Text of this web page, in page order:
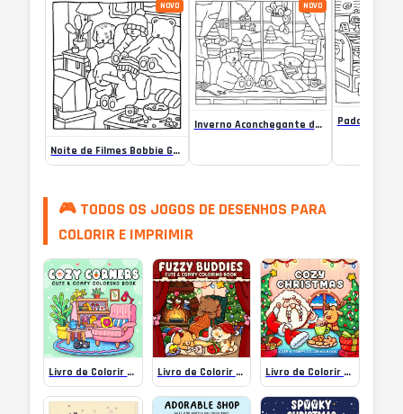
NOVO
Noite de Filmes Bobbie Goods para colorir
NOVO
Inverno Aconchegante de Bobbie Goods para colorir
🎮 TODOS OS JOGOS DE DESENHOS PARA
COLORIR E IMPRIMIR
Livro de Colorir de Canto Confortável Livro de Colorir para Alívio do Estresse Edição Deluxe Livro de Colorir de Natal Deluxe